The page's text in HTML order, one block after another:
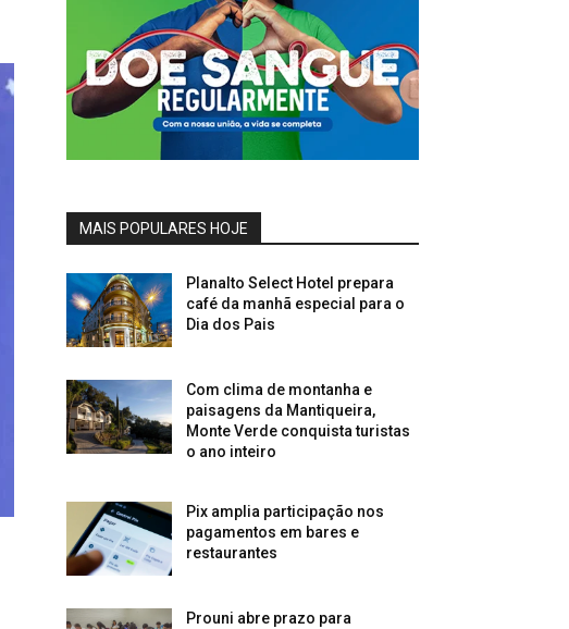
MAIS POPULARES HOJE
Planalto Select Hotel prepara
café da manhã especial para o
Dia dos Pais
Com clima de montanha e
paisagens da Mantiqueira,
Monte Verde conquista turistas
o ano inteiro
Pix amplia participação nos
pagamentos em bares e
restaurantes
Prouni abre prazo para